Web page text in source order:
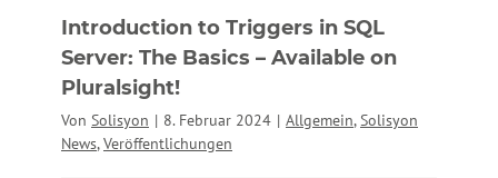
Introduction to Triggers in SQL
Server: The Basics – Available on
Pluralsight!
Von Solisyon | 8. Februar 2024 | Allgemein,Solisyon
News,Veröffentlichungen